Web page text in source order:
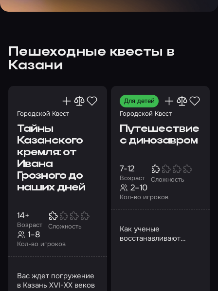
Пешеходные квесты в
Казани
Городской Квест
Тайны
Казанского
кремля: от
Ивана
Грозного до
наших дней
Возраст
14+
Сложность
Кол-во игроков
1–8
Вас ждет погружение
в Казань XVI-XX веков
Для детей
Городской Квест
Путешествие
с динозавром
Возраст
7-12
Сложность
Кол-во игроков
2–10
Как ученые
восстанавливают